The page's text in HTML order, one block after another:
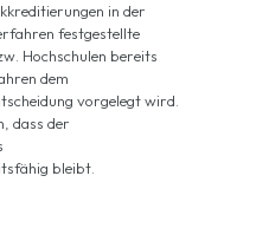
in der
festgestellte
Hochschulen bereits
dem
vorgelegt wird.
dass der
bleibt.